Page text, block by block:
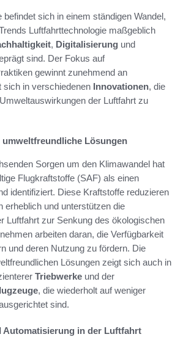
befindet sich in einem ständigen Wandel,
Luftfahrttechnologie maßgeblich
, Digitalisierung und
sind. Der Fokus auf
gewinnt zunehmend an
sich in verschiedenen Innovationen, die
der Luftfahrt zu
Lösungen
Sorgen um den Klimawandel hat
Flugkraftstoffe (SAF) als einen
identifiziert. Diese Kraftstoffe reduzieren
erheblich und unterstützen die
Luftfahrt zur Senkung des ökologischen
arbeiten daran, die Verfügbarkeit
und deren Nutzung zu fördern. Die
Lösungen zeigt sich auch in
Triebwerke und der
, die wiederholt auf weniger
sind.
Automatisierung in der Luftfahrt